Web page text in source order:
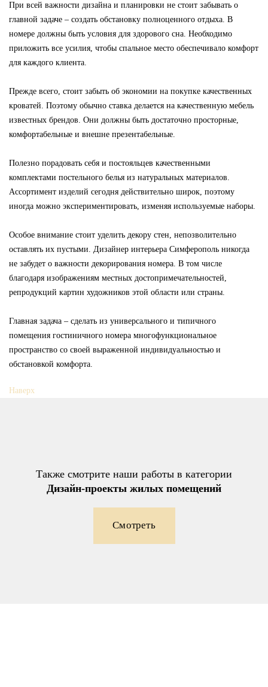
При всей важности дизайна и планировки не стоит забывать о
главной задаче – создать обстановку полноценного отдыха. В
номере должны быть условия для здорового сна. Необходимо
приложить все усилия, чтобы спальное место обеспечивало комфорт
для каждого клиента.
Прежде всего, стоит забыть об экономии на покупке качественных
кроватей. Поэтому обычно ставка делается на качественную мебель
известных брендов. Они должны быть достаточно просторные,
комфортабельные и внешне презентабельные.
Полезно порадовать себя и постояльцев качественными
комплектами постельного белья из натуральных материалов.
Ассортимент изделий сегодня действительно широк, поэтому
иногда можно экспериментировать, изменяя используемые наборы.
Особое внимание стоит уделить декору стен, непозволительно
оставлять их пустыми. Дизайнер интерьера Симферополь никогда
не забудет о важности декорирования номера. В том числе
благодаря изображениям местных достопримечательностей,
репродукций картин художников этой области или страны.
Главная задача – сделать из универсального и типичного
помещения гостиничного номера многофункциональное
пространство со своей выраженной индивидуальностью и
обстановкой комфорта.
Наверх
Также смотрите наши работы в категории
Дизайн-проекты жилых помещений
Смотреть